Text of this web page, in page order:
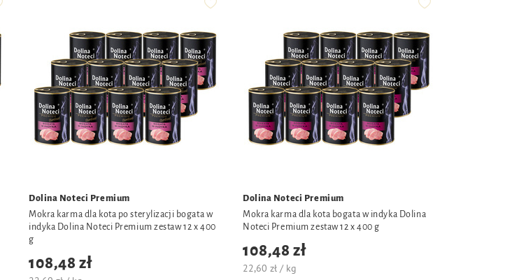
Dolina Noteci Premium
Mokra karma dla kota po sterylizacji bogata w
indyka Dolina Noteci Premium zestaw 12 x 400
g
108,48 zł
Dolina Noteci Premium
Mokra karma dla kota bogata w indyka Dolina
Noteci Premium zestaw 12 x 400 g
108,48 zł
22,60 zł / kg